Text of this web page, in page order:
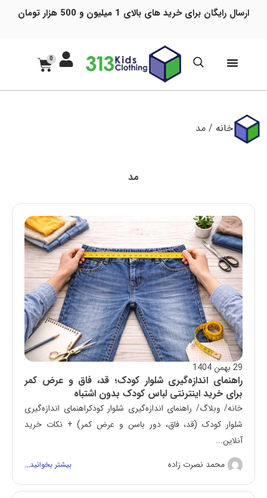
ارسال رایگان برای خرید های بالای 1 میلیون و 500 هزار تومان
0
خانه / مد
مد
29 بهمن 1404
راهنمای اندازه‌گیری شلوار کودک؛ قد، فاق و عرض کمر
برای خرید اینترنتی لباس کودک بدون اشتباه
خانه/ وبلاگ/ راهنمای اندازه‌گیری شلوار کودکراهنمای اندازه‌گیری
شلوار کودک (قد، فاق، دور باسن و عرض کمر) + نکات خرید
آنلاین...
محمد نصرت زاده
بیشتر بخوانید...